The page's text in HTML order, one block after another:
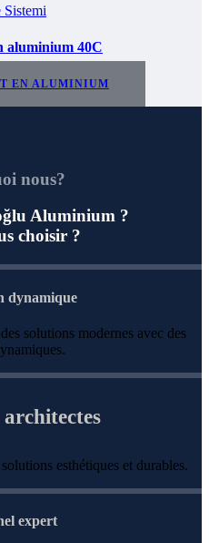
aluminium 40C
EN ALUMINIUM
nous?
Aluminium ?
choisir ?
dynamique
solutions modernes avec des
esthétiques et durables.
expert